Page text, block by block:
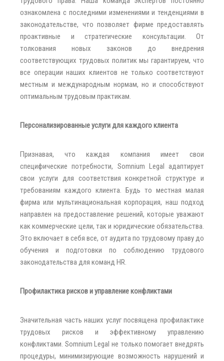
ознакомлена с последними изменениями и тенденциями в
законодательстве, что позволяет фирме предоставлять
проактивные и стратегические консультации. От
толкования новых законов до внедрения
соответствующих трудовых политик мы гарантируем, что
все операции наших клиентов не только соответствуют
местным и международным нормам, но и способствуют
оптимальным трудовым практикам.
Персонализированные услуги для каждого клиента
Признавая, что каждая компания имеет свои
специфические потребности, Somnium Legal адаптирует
свои услуги для соответствия конкретной структуре и
требованиям каждого клиента. Будь то местная малая
фирма или мультинациональная корпорация, наш подход
направлен на предоставление решений, которые уважают
как коммерческие цели, так и юридические обязательства.
Это включает в себя все, от аудита по трудовому праву до
обучения и подготовки по соблюдению трудового
законодательства для команд HR.
Профилактика рисков и управление конфликтами
Значительная часть наших услуг посвящена профилактике
трудовых рисков и эффективному управлению
конфликтами. Somnium Legal не только помогает внедрять
процедуры, минимизирующие возможность нарушений и